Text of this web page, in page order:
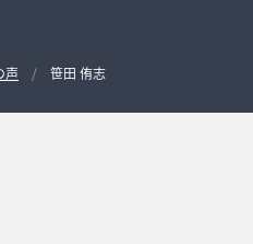
声 笹田 侑志